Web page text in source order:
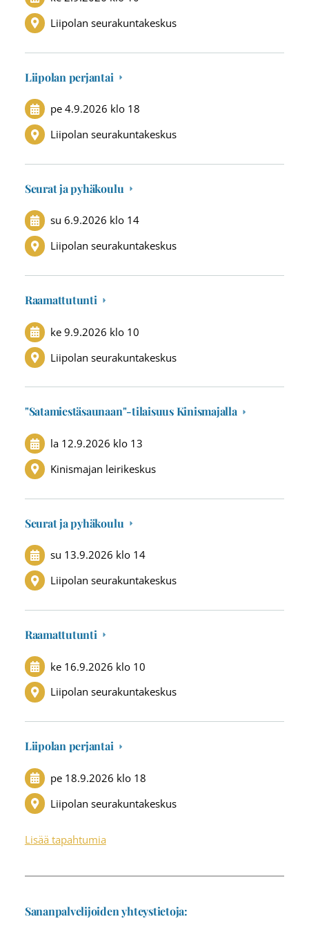
Liipolan seurakuntakeskus
Liipolan perjantai
pe 4.9.2026 klo 18
Liipolan seurakuntakeskus
Seurat ja pyhäkoulu
su 6.9.2026 klo 14
Liipolan seurakuntakeskus
Raamattutunti
ke 9.9.2026 klo 10
Liipolan seurakuntakeskus
"Satamiestäsaunaan"-tilaisuus Kinismajalla
la 12.9.2026 klo 13
Kinismajan leirikeskus
Seurat ja pyhäkoulu
su 13.9.2026 klo 14
Liipolan seurakuntakeskus
Raamattutunti
ke 16.9.2026 klo 10
Liipolan seurakuntakeskus
Liipolan perjantai
pe 18.9.2026 klo 18
Liipolan seurakuntakeskus
Lisää tapahtumia
Sananpalvelijoiden yhteystietoja: